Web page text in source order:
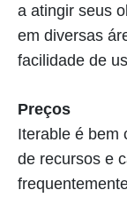
a atingir seus
em diversas
facilidade de
Preços
Iterable é bem
de recursos e